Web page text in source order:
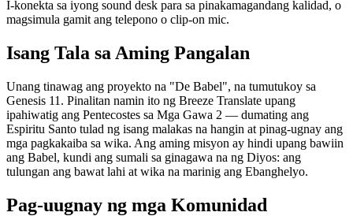
I-konekta sa iyong sound desk para sa pinakamagandang kalidad, o
magsimula gamit ang telepono o clip-on mic.
Isang Tala sa Aming Pangalan
Unang tinawag ang proyekto na "De Babel", na tumutukoy sa
Genesis 11. Pinalitan namin ito ng Breeze Translate upang
ipahiwatig ang Pentecostes sa Mga Gawa 2 — dumating ang
Espiritu Santo tulad ng isang malakas na hangin at pinag-ugnay ang
mga pagkakaiba sa wika. Ang aming misyon ay hindi upang bawiin
ang Babel, kundi ang sumali sa ginagawa na ng Diyos: ang
tulungan ang bawat lahi at wika na marinig ang Ebanghelyo.
Pag-uugnay ng mga Komunidad